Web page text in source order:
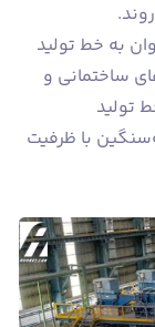
به خط تولید
تن، کلاف‌های ساختمانی و
و نیز خط تولید
مقاطع نیمه‌سنگین با ظرفیت